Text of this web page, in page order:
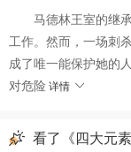
马德林王室的继承
工作。然而，一场刺
成了唯一能保护她
对危险 详情
看了《四大元